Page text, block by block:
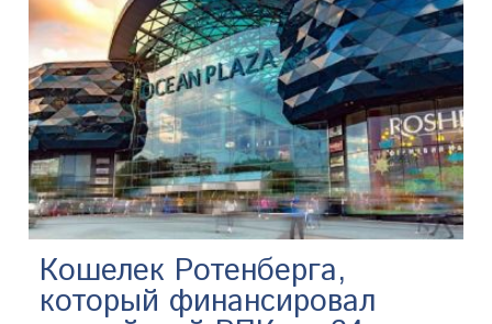
Кошелек Ротенберга,
который финансировал